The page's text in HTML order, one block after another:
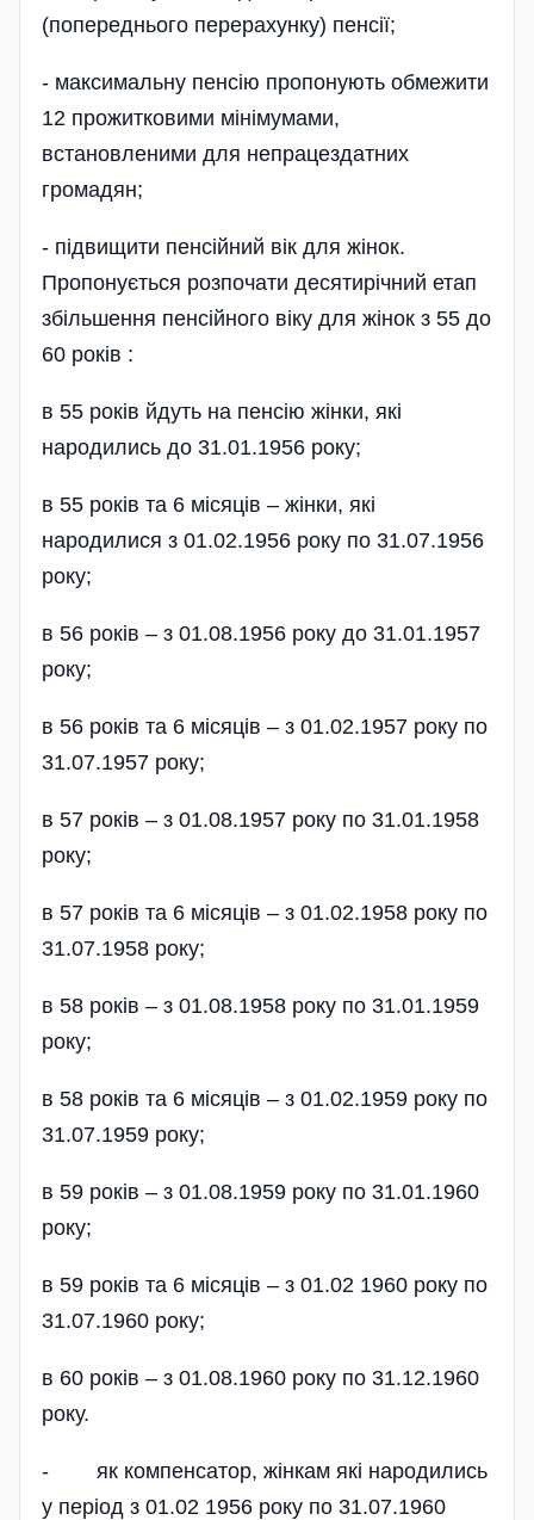
(попередньо­го перерахунку) пенсії;
- максимальну пенсію пропонують обмежити
12 прожитковими мінімумами,
встановленими для непрацездатних
громадян;
- підвищити пенсійний вік для жінок.
Пропонується розпочати десятирічний етап
збільшення пенсійного віку для жінок з 55 до
60 років :
в 55 років йдуть на пенсію жінки, які
народились до 31.01.1956 року;
в 55 років та 6 місяців – жінки, які
народилися з 01.02.1956 року по 31.07.1956
року;
в 56 років – з 01.08.1956 року до 31.01.1957
року;
в 56 років та 6 місяців – з 01.02.1957 року по
31.07.1957 року;
в 57 років – з 01.08.1957 року по 31.01.1958
року;
в 57 років та 6 місяців – з 01.02.1958 року по
31.07.1958 року;
в 58 років – з 01.08.1958 року по 31.01.1959
року;
в 58 років та 6 місяців – з 01.02.1959 року по
31.07.1959 року;
в 59 років – з 01.08.1959 року по 31.01.1960
року;
в 59 років та 6 місяців – з 01.02 1960 року по
31.07.1960 року;
в 60 років – з 01.08.1960 року по 31.12.1960
року.
- як компенсатор, жінкам які народились
у період з 01.02 1956 року по 31.07.1960